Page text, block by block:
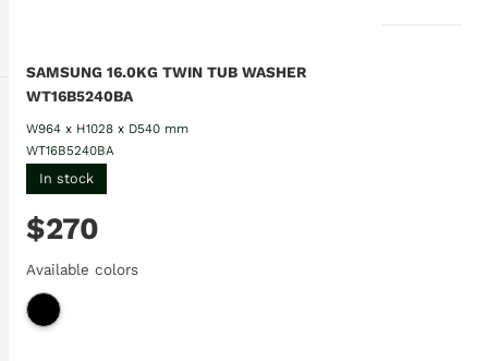
SAMSUNG 16.0KG TWIN TUB WASHER
WT16B5240BA
W964 x H1028 x D540 mm
WT16B5240BA
In stock
$270
Available colors